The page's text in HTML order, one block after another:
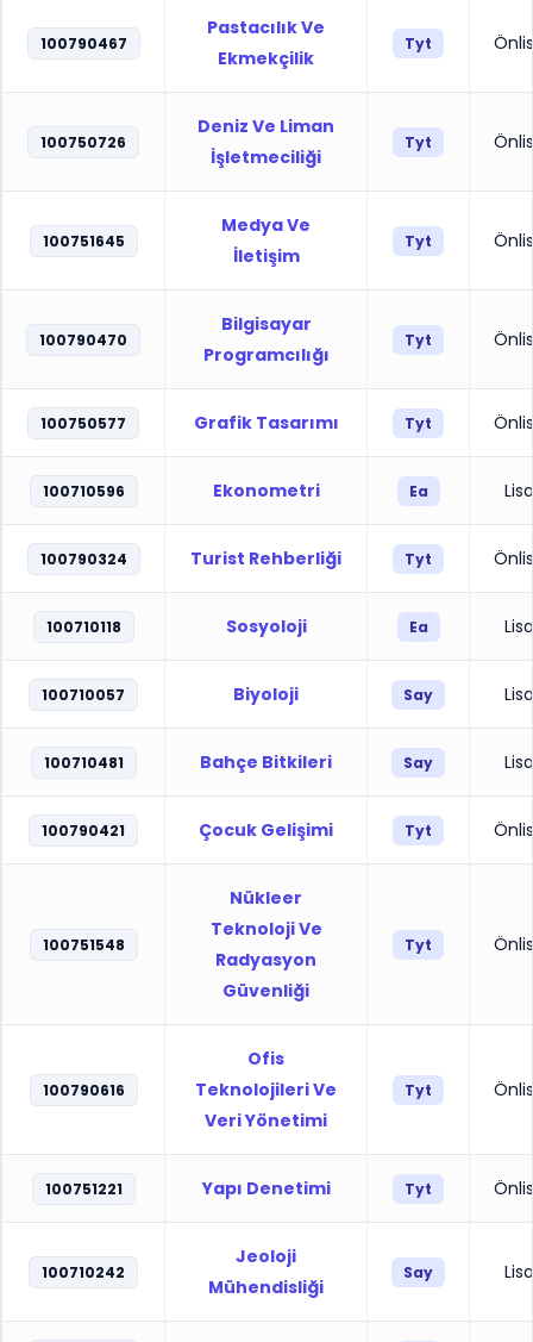
100790467
Pastacılık Ve
Ekmekçilik
Tyt
100750726
Deniz Ve Liman
İşletmeciliği
Tyt
100751645
Medya Ve
İletişim
Tyt
100790470
Bilgisayar
Programcılığı
Tyt
100750577 Grafik Tasarımı Tyt
100710596 Ekonometri Ea
100790324 Turist Rehberliği Tyt
100710118 Sosyoloji Ea
100710057 Biyoloji Say
100710481 Bahçe Bitkileri Say
100790421 Çocuk Gelişimi Tyt
100751548
Nükleer
Teknoloji Ve
Radyasyon
Güvenliği
Tyt
100790616
Ofis
Teknolojileri Ve
Veri Yönetimi
Tyt
100751221 Yapı Denetimi Tyt
100710242
Jeoloji
Mühendisliği
Say